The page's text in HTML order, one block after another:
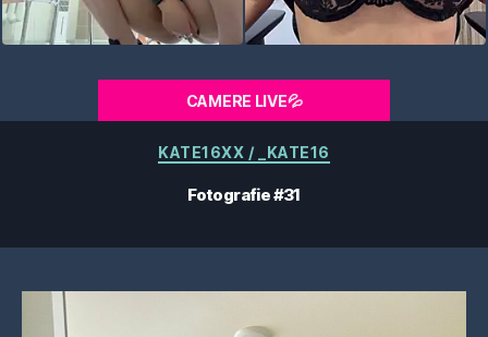
CAMERE LIVE💦
Categorii
KATE16XX / _KATE16
Fotografie #31